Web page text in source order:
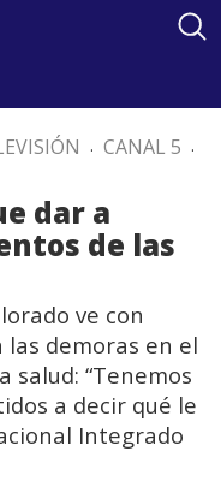
. CANAL 5 .
dar a
de las
ve con
demoras en el
salud: “Tenemos
a decir qué le
Integrado